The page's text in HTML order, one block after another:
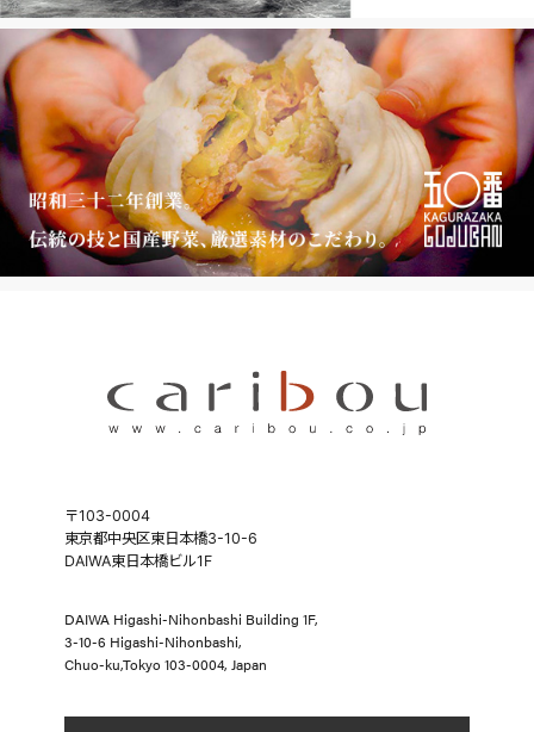
CONTACT
お問い合わせ
SECURITY POLICY
情報セキュリティ基本方針
〒103-0004
東京都中央区東日本橋3-10-6
DAIWA東日本橋ビル1F
DAIWA Higashi-Nihonbashi Building 1F,
3-10-6 Higashi-Nihonbashi,
Chuo-ku,Tokyo 103-0004, Japan